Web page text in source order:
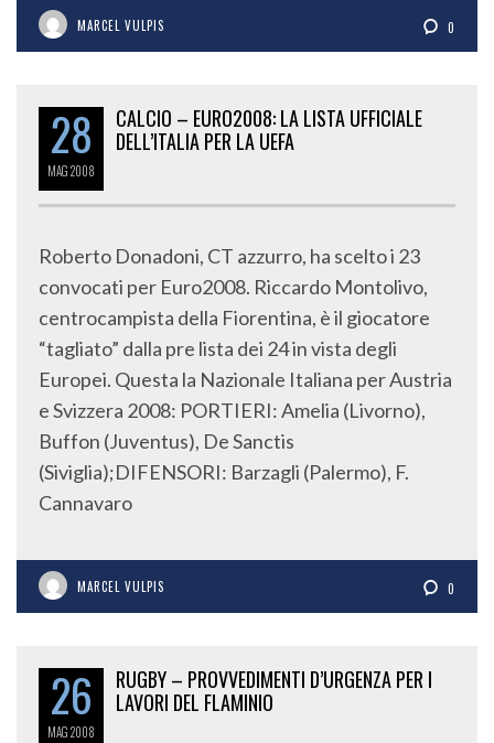
MARCEL VULPIS 0
28
MAG2008
CALCIO – EURO2008: LA LISTA UFFICIALE
DELL’ITALIA PER LA UEFA
Roberto Donadoni, CT azzurro, ha scelto i 23
convocati per Euro2008. Riccardo Montolivo,
centrocampista della Fiorentina, è il giocatore
“tagliato” dalla pre lista dei 24 in vista degli
Europei. Questa la Nazionale Italiana per Austria
e Svizzera 2008: PORTIERI: Amelia (Livorno),
Buffon (Juventus), De Sanctis
(Siviglia);DIFENSORI: Barzagli (Palermo), F.
Cannavaro
MARCEL VULPIS 0
26
MAG2008
RUGBY – PROVVEDIMENTI D’URGENZA PER I
LAVORI DEL FLAMINIO